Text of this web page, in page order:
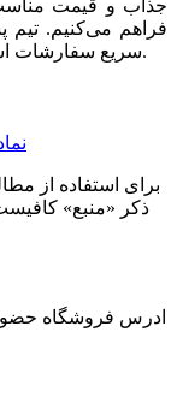
جذاب و قیمت
فراهم می‌کنیم. تیم
سریع سفارشات است تا بهترین تجربه خرید آنلاین را داشته باشید.
برای استفاده از
ذکر «منبع»
ادرس فروشگاه